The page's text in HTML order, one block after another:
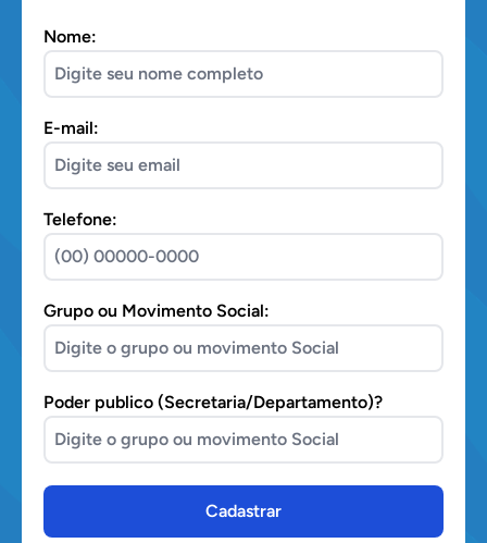
Nome:
E-mail:
Telefone:
Grupo ou Movimento Social:
Poder publico (Secretaria/Departamento)?
Cadastrar